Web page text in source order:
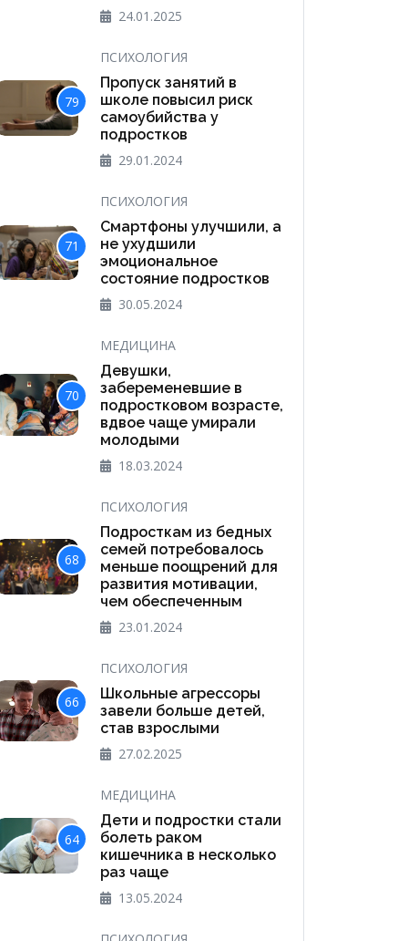
24.01.2025
79
ПСИХОЛОГИЯ
Пропуск занятий в
школе повысил риск
самоубийства у
подростков
29.01.2024
71
ПСИХОЛОГИЯ
Смартфоны улучшили, а
не ухудшили
эмоциональное
состояние подростков
30.05.2024
70
МЕДИЦИНА
Девушки,
забеременевшие в
подростковом возрасте,
вдвое чаще умирали
молодыми
18.03.2024
68
ПСИХОЛОГИЯ
Подросткам из бедных
семей потребовалось
меньше поощрений для
развития мотивации,
чем обеспеченным
23.01.2024
66
ПСИХОЛОГИЯ
Школьные агрессоры
завели больше детей,
став взрослыми
27.02.2025
64
МЕДИЦИНА
Дети и подростки стали
болеть раком
кишечника в несколько
раз чаще
13.05.2024